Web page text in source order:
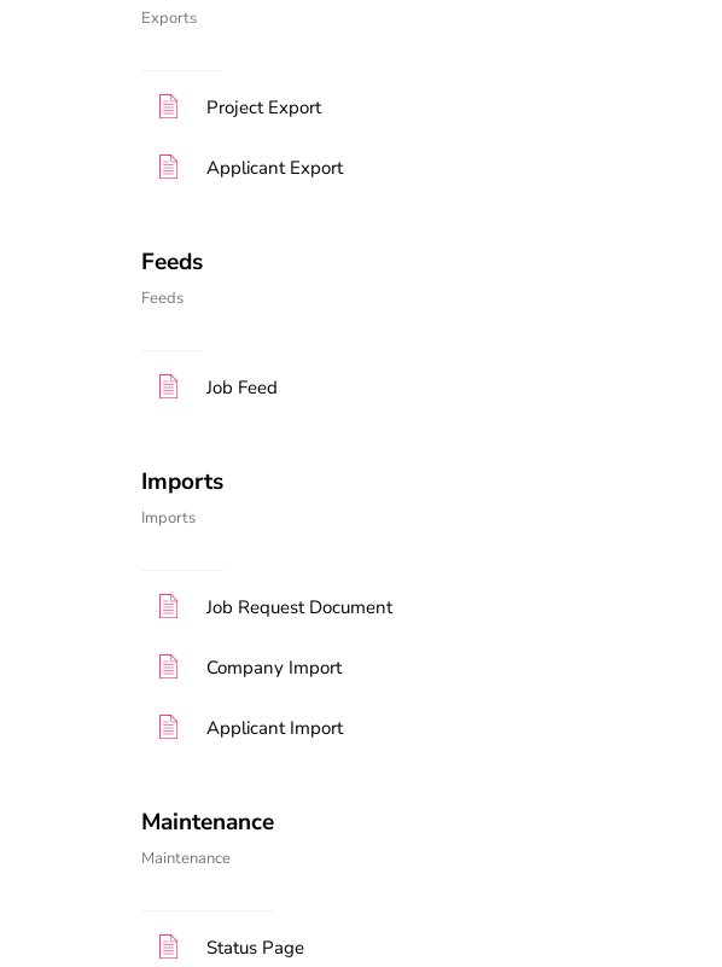
Exports
Project Export
Applicant Export
Feeds
Feeds
Job Feed
Imports
Imports
Job Request Document
Company Import
Applicant Import
Maintenance
Maintenance
Status Page